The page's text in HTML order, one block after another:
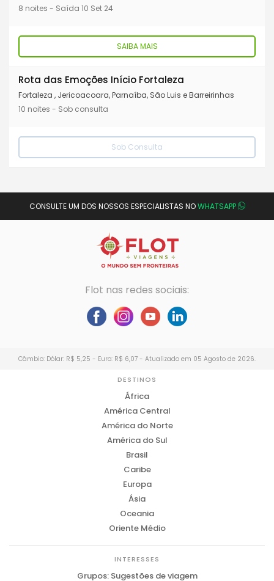
8 noites - Saída 10 Set 24
SAIBA MAIS
Rota das Emoções Início Fortaleza
Fortaleza , Jericoacoara, Parnaíba, São Luis e Barreirinhas
10 noites - Sob consulta
Sob Consulta
CONSULTE UM DOS NOSSOS ESPECIALISTAS NOWHATSAPP
Flot nas redes sociais:
Câmbio: Dólar: R$ 5,25 - Euro: R$ 6,07 - Atualizado em 05 Agosto de 2026.
DESTINOS
África
América Central
América do Norte
América do Sul
Brasil
Caribe
Europa
Ásia
Oceania
Oriente Médio
INTERESSES
Grupos: Sugestões de viagem